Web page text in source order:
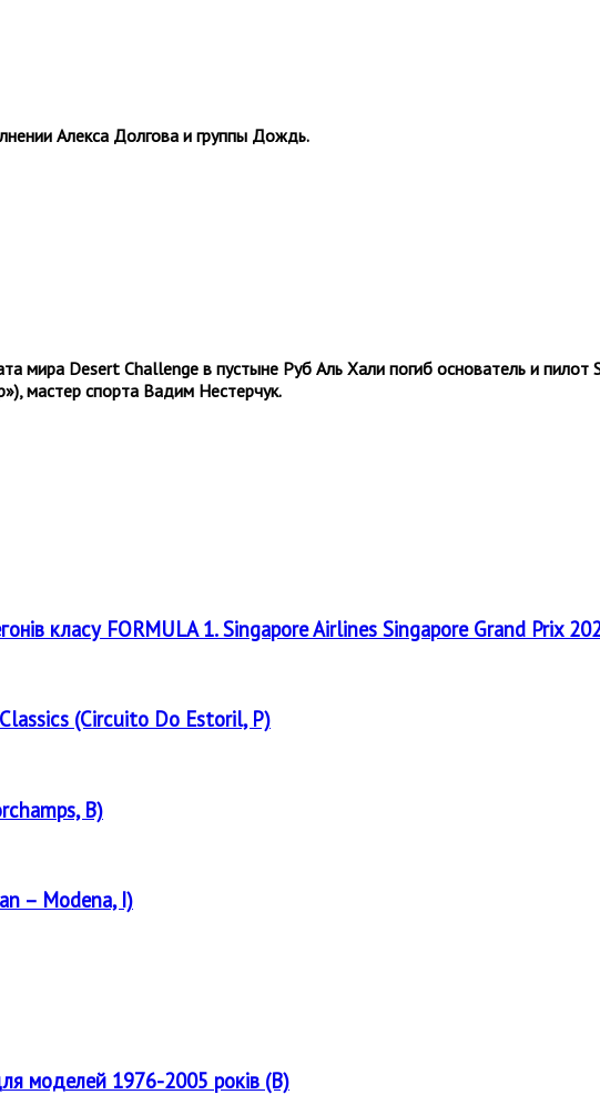
Алекса Долгова и группы Дождь.
мира Desert Challenge в пустыне Руб Аль Хали погиб основатель и пилот
мастер спорта Вадим Нестерчук.
класу FORMULA 1. Singapore Airlines Singapore Grand Prix
(Circuito Do Estoril, P)
B)
– Modena, I)
моделей 1976-2005 років (B)